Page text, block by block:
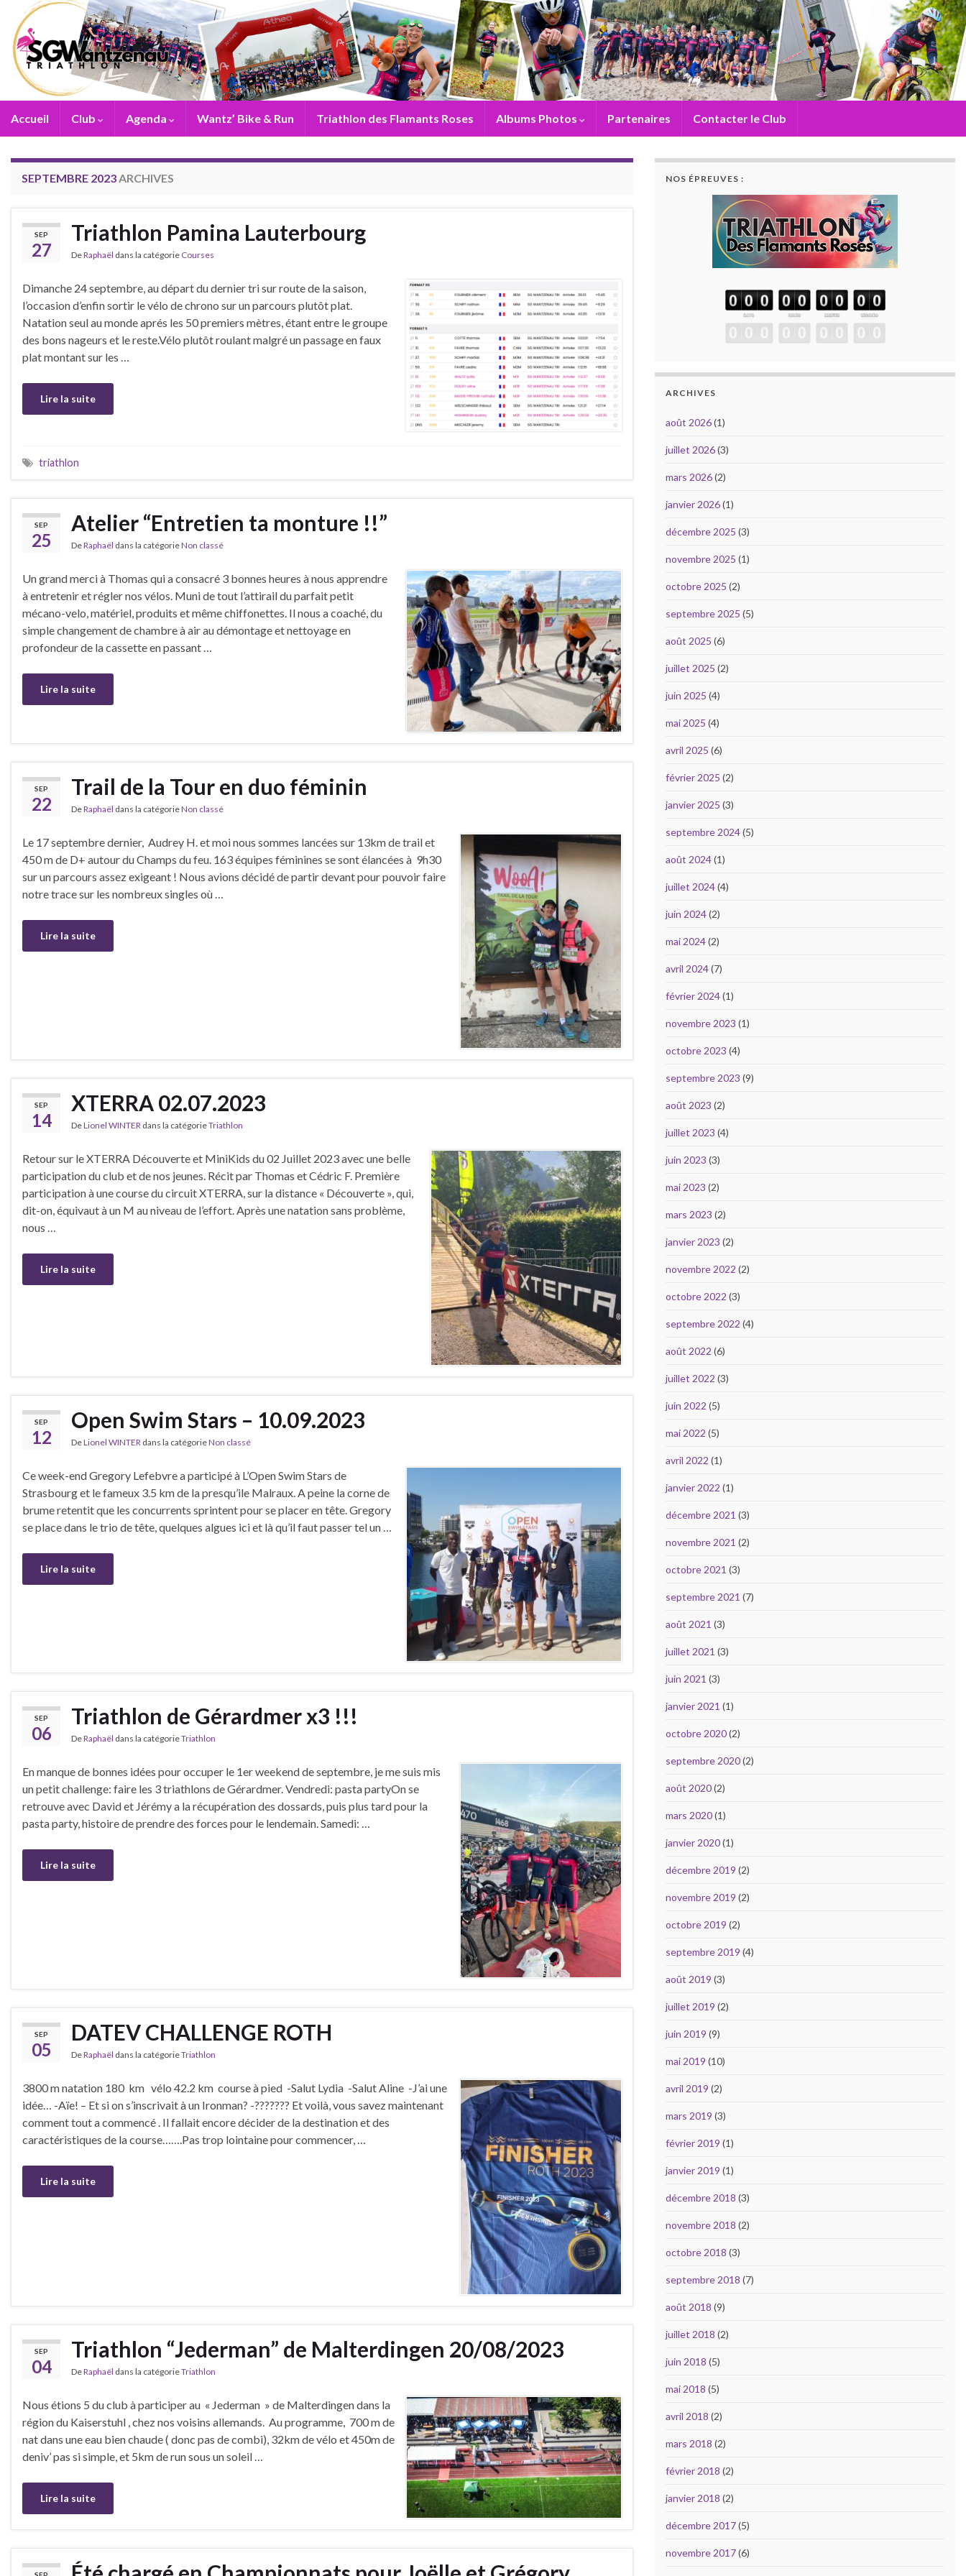
Accueil Club Agenda Wantz’ Bike & Run Triathlon des Flamants Roses Albums Photos Partenaires Contacter le Club
SEPTEMBRE 2023ARCHIVES
SEP
27
Triathlon Pamina Lauterbourg
DeRaphaël dans la catégorie Courses
Dimanche 24 septembre, au départ du dernier tri sur route de la saison,
l’occasion d’enfin sortir le vélo de chrono sur un parcours plutôt plat.
Natation seul au monde aprés les 50 premiers mètres, étant entre le groupe
des bons nageurs et le reste.Vélo plutôt roulant malgré un passage en faux
plat montant sur les …
Lire la suite
triathlon
SEP
25
Atelier “Entretien ta monture !!”
DeRaphaël dans la catégorieNon classé
Un grand merci à Thomas qui a consacré 3 bonnes heures à nous apprendre
à entretenir et régler nos vélos. Muni de tout l’attirail du parfait petit
mécano-velo, matériel, produits et même chiffonettes. Il nous a coaché, du
simple changement de chambre à air au démontage et nettoyage en
profondeur de la cassette en passant …
Lire la suite
SEP
22
Trail de la Tour en duo féminin
DeRaphaël dans la catégorieNon classé
Le 17 septembre dernier, Audrey H. et moi nous sommes lancées sur 13km de trail et
450 m de D+ autour du Champs du feu. 163 équipes féminines se sont élancées à 9h30
sur un parcours assez exigeant ! Nous avions décidé de partir devant pour pouvoir faire
notre trace sur les nombreux singles où …
Lire la suite
SEP
14
XTERRA 02.07.2023
DeLionel WINTER dans la catégorieTriathlon
Retour sur le XTERRA Découverte et MiniKids du 02 Juillet 2023 avec une belle
participation du club et de nos jeunes. Récit par Thomas et Cédric F. Première
participation à une course du circuit XTERRA, sur la distance « Découverte », qui,
dit-on, équivaut à un M au niveau de l’effort. Après une natation sans problème,
nous …
Lire la suite
SEP
12
Open Swim Stars – 10.09.2023
DeLionel WINTER dans la catégorieNon classé
Ce week-end Gregory Lefebvre a participé à L’Open Swim Stars de
Strasbourg et le fameux 3.5 km de la presqu’ile Malraux. A peine la corne de
brume retentit que les concurrents sprintent pour se placer en tête. Gregory
se place dans le trio de tête, quelques algues ici et là qu’il faut passer tel un …
Lire la suite
SEP
06
Triathlon de Gérardmer x3 !!!
DeRaphaël dans la catégorieTriathlon
En manque de bonnes idées pour occuper le 1er weekend de septembre, je me suis mis
un petit challenge: faire les 3 triathlons de Gérardmer. Vendredi: pasta partyOn se
retrouve avec David et Jérémy a la récupération des dossards, puis plus tard pour la
pasta party, histoire de prendre des forces pour le lendemain. Samedi: …
Lire la suite
SEP
05
DATEV CHALLENGE ROTH
DeRaphaël dans la catégorieTriathlon
3800 m natation 180 km vélo 42.2 km course à pied -Salut Lydia -Salut Aline -J’ai une
idée… -Aïe! – Et si on s’inscrivait à un Ironman? -??????? Et voilà, vous savez maintenant
comment tout a commencé . Il fallait encore décider de la destination et des
caractéristiques de la course…….Pas trop lointaine pour commencer, …
Lire la suite
SEP
04
Triathlon “Jederman” de Malterdingen 20/08/2023
DeRaphaël dans la catégorieTriathlon
Nous étions 5 du club à participer au « Jederman » de Malterdingen dans la
région du Kaiserstuhl , chez nos voisins allemands. Au programme, 700 m de
nat dans une eau bien chaude ( donc pas de combi), 32km de vélo et 450m de
deniv’ pas si simple, et 5km de run sous un soleil …
Lire la suite
NOS ÉPREUVES :
ARCHIVES
août 2026(1)
juillet 2026(3)
mars 2026(2)
janvier 2026(1)
décembre 2025 (3)
novembre 2025 (1)
octobre 2025 (2)
septembre 2025 (5)
août 2025 (6)
juillet 2025 (2)
juin 2025 (4)
mai 2025 (4)
avril 2025 (6)
février 2025 (2)
janvier 2025 (3)
septembre 2024(5)
août 2024(1)
juillet 2024(4)
juin 2024(2)
mai 2024(2)
avril 2024(7)
février 2024(1)
novembre 2023 (1)
octobre 2023 (4)
septembre 2023 (9)
août 2023 (2)
juillet 2023 (4)
juin 2023 (3)
mai 2023 (2)
mars 2023 (2)
janvier 2023 (2)
novembre 2022 (2)
octobre 2022 (3)
septembre 2022 (4)
août 2022 (6)
juillet 2022 (3)
juin 2022 (5)
mai 2022 (5)
avril 2022 (1)
janvier 2022 (1)
décembre 2021 (3)
novembre 2021 (2)
octobre 2021 (3)
septembre 2021 (7)
août 2021 (3)
juillet 2021 (3)
juin 2021 (3)
janvier 2021 (1)
octobre 2020(2)
septembre 2020(2)
août 2020(2)
mars 2020(1)
janvier 2020(1)
décembre 2019 (2)
novembre 2019 (2)
octobre 2019 (2)
septembre 2019 (4)
août 2019 (3)
juillet 2019 (2)
juin 2019 (9)
mai 2019 (10)
avril 2019 (2)
mars 2019 (3)
février 2019 (1)
janvier 2019 (1)
décembre 2018 (3)
novembre 2018 (2)
octobre 2018 (3)
septembre 2018 (7)
août 2018 (9)
juillet 2018 (2)
juin 2018 (5)
mai 2018 (5)
avril 2018 (2)
mars 2018 (2)
février 2018 (2)
janvier 2018 (2)
décembre 2017(5)
novembre 2017(6)